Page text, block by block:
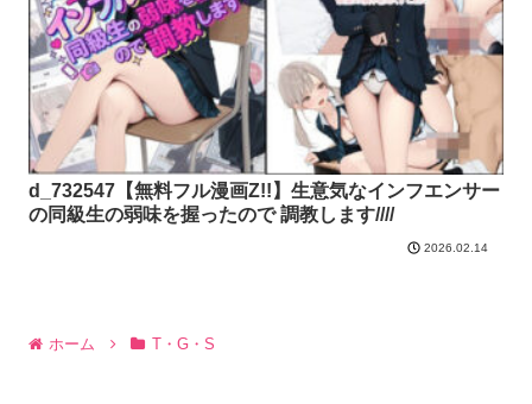
d_732547【無料フル漫画Z!!】生意気なインフエンサー
の同級生の弱味を握ったので 調教します////
2026.02.14
ホーム T・G・S